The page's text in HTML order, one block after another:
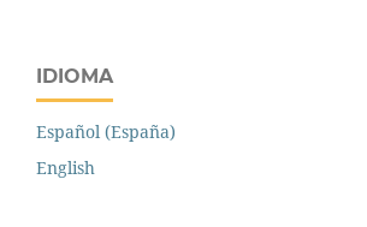
IDIOMA
Español (España)
English